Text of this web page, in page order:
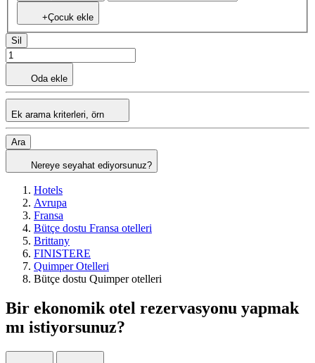
+Çocuk ekle
Sil
Oda ekle
Ek arama kriterleri, örn
Ara
Nereye seyahat ediyorsunuz?
Hotels
Avrupa
Fransa
Bütçe dostu Fransa otelleri
Brittany
FINISTERE
Quimper Otelleri
Bütçe dostu Quimper otelleri
Bir ekonomik otel rezervasyonu yapmak
mı istiyorsunuz?